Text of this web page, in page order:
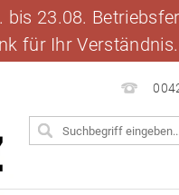
23.08.
für Ihr